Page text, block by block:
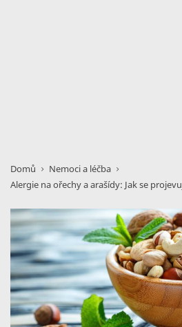
Domů
Nemoci a léčba
Alergie na ořechy a arašídy: Jak se